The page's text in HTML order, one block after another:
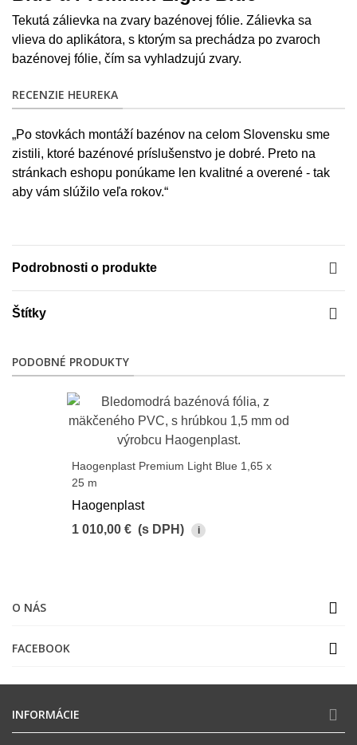
Tekutá zálievka na zvary bazénovej fólie. Zálievka sa
vlieva do aplikátora, s ktorým sa prechádza po zvaroch
bazénovej fólie, čím sa vyhladzujú zvary.
RECENZIE HEUREKA
„Po stovkách montáží bazénov na celom Slovensku sme
zistili, ktoré bazénové príslušenstvo je dobré. Preto na
stránkach eshopu ponúkame len kvalitné a overené - tak
aby vám slúžilo veľa rokov.“
Podrobnosti o produkte
Štítky
PODOBNÉ PRODUKTY
Haogenplast Premium Light Blue 1,65 x
25 m
Haogenplast
1 010,00 € (s DPH) i
O NÁS
FACEBOOK
INFORMÁCIE